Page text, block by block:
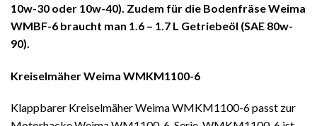
10w-30 oder 10w-40). Zudem für die Bodenfräse Weima
WMBF-6 braucht man 1.6 – 1.7 L Getriebeöl (SAE 80w-
90).
Kreiselmäher Weima WMKM1100-6
Klappbarer Kreiselmäher Weima WMKM1100-6 passt zur